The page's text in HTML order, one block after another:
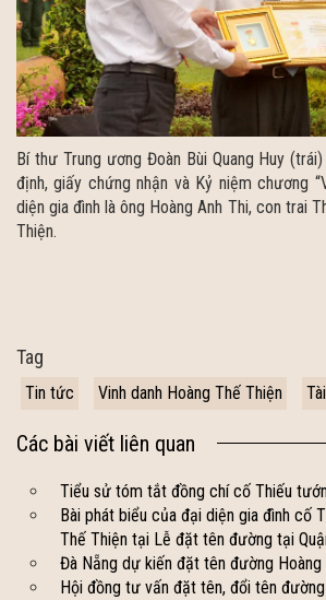
Bí thư Trung ương Đoàn Bùi Quang Huy
định, giấy chứng nhận và Kỷ niệm chương
diện gia đình là ông Hoàng Anh Thi, con trai
Thiện.
Tag
Tin tức Vinh danh Hoàng Thế Thiện
Các bài viết liên quan
Tiểu sử tóm tắt đồng chí cố Thiếu
Bài phát biểu của đại diện gia đình cố
Thế Thiện tại Lễ đặt tên đường tại
Đà Nẵng dự kiến đặt tên đường Hoàng
Hội đồng tư vấn đặt tên, đổi tên